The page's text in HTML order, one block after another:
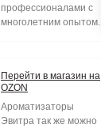
профессионалами с
многолетним опытом.
Перейти в магазин на
OZON
Ароматизаторы
Эвитра так же можно